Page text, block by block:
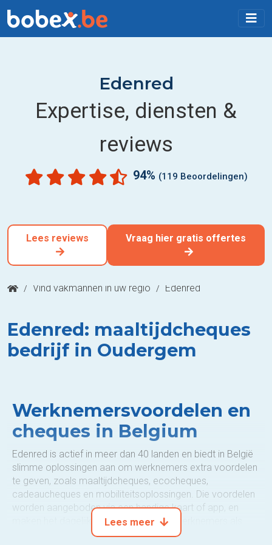
Edenred
Expertise, diensten &
reviews
94% (119 Beoordelingen)
Lees reviews Vraag hier gratis offertes
/ Vind vakmannen in uw regio / Edenred
Edenred: maaltijdcheques
bedrijf in Oudergem
Werknemersvoordelen en
cheques in Belgium
Edenred is actief in meer dan 40 landen en biedt in België
slimme oplossingen aan om werknemers extra voordelen
te geven, zoals maaltijdcheques, ecocheques,
cadeaucheques en mobiliteitsoplossingen. Die voordelen
worden aangeboden via een handige kaart of app, en
maken het dagelijkse leven van zowel werknemers als
werkgevers een stuk eenvoudiger.
Lees meer